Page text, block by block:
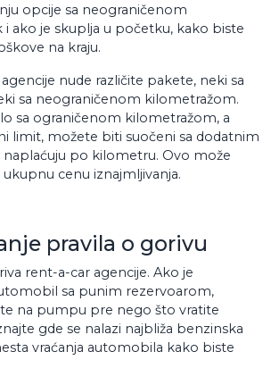
opcije sa neograničenom
i ako je skuplja u početku, kako biste
na kraju.
nude različite pakete, neki sa
sa neograničenom kilometražom.
sa ograničenom kilometražom, a
limit, možete biti suočeni sa dodatnim
po kilometru. Ovo može
cenu iznajmljivanja.
pravila o gorivu
rent-a-car agencije. Ako je
sa punim rezervoarom,
na pumpu pre nego što vratite
gde se nalazi najbliža benzinska
vraćanja automobila kako biste